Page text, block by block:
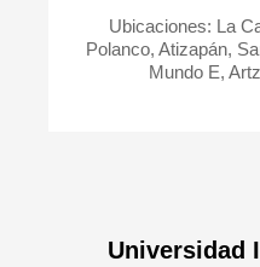
Ubicaciones: La
Polanco, Atizapán,
Mundo E,
Universidad